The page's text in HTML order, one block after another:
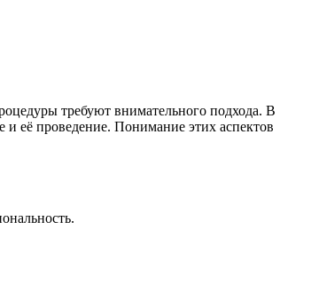
требуют внимательного подхода. В
и её проведение. Понимание этих аспектов